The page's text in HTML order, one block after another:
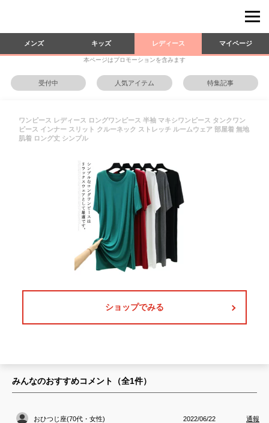
メンズ キッズ レディース マイページ
本ページはプロモーションを含みます
受付中 人気アイテム 特集記事
ワンピース レディース ロングワンピース 半袖 マキシワンピース タンクワン
ピース インナー スリット クルーネック ストレッチ ルームウェア 部屋着 無地
肌着 ロング丈 シンプル
ショップでみる
みんなのおすすめコメント（全1件）
おひつじ座(70代・女性) 2022/06/22 通報